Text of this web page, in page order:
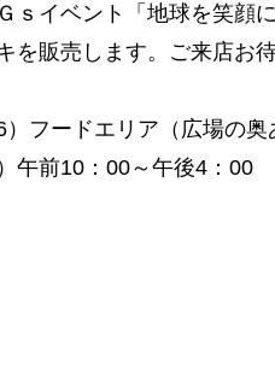
ｓイベント「地球を笑顔
販売します。ご来店お
フードエリア（広場の奥
午前10：00～午後4：00